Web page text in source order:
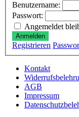
Benutzername:
Passwort:
Angemeldet
Anmelden
Registrieren
Kontakt
AGB
Impressum